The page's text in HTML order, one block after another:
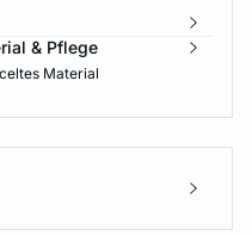
& Pflege
Material